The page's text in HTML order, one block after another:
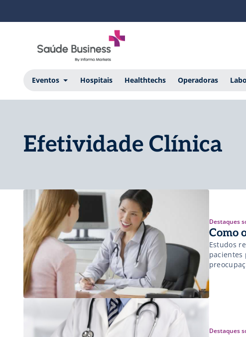
Eventos Hospitais Healthtechs Operadoras
Efetividade Clínica
Destaques
Como
Estudos
pacientes
Destaques